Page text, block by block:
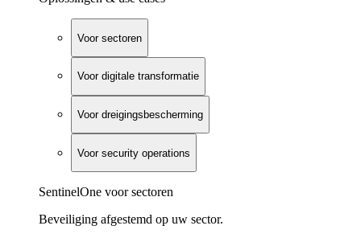
Voor sectoren
Voor digitale transformatie
Voor dreigingsbescherming
Voor security operations
SentinelOne voor sectoren
Beveiliging afgestemd op uw sector.